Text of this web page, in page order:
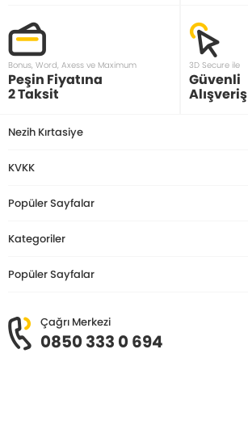
Bonus, Word, Axess ve Maximum
Peşin Fiyatına
2 Taksit
3D Secure ile
Güvenli
Alışveriş
Nezih Kırtasiye
KVKK
Popüler Sayfalar
Kategoriler
Popüler Sayfalar
Çağrı Merkezi
0850 333 0 694